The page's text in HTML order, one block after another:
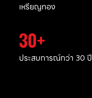
เหรียญทอง
30
ประสบการณ์กว่า 30 ปี